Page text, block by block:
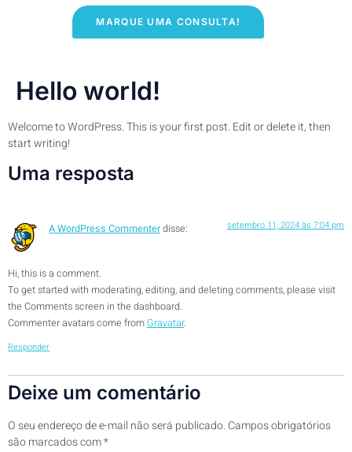
MARQUE UMA CONSULTA!
Hello world!
Welcome to WordPress. This is your first post. Edit or delete it, then
start writing!
Uma resposta
A WordPress Commenterdisse: setembro 11, 2024 às 7:04 pm
Hi, this is a comment.
To get started with moderating, editing, and deleting comments, please visit
the Comments screen in the dashboard.
Commenter avatars come fromGravatar.
Responder
Deixe um comentário
O seu endereço de e-mail não será publicado.Campos obrigatórios
são marcados com*